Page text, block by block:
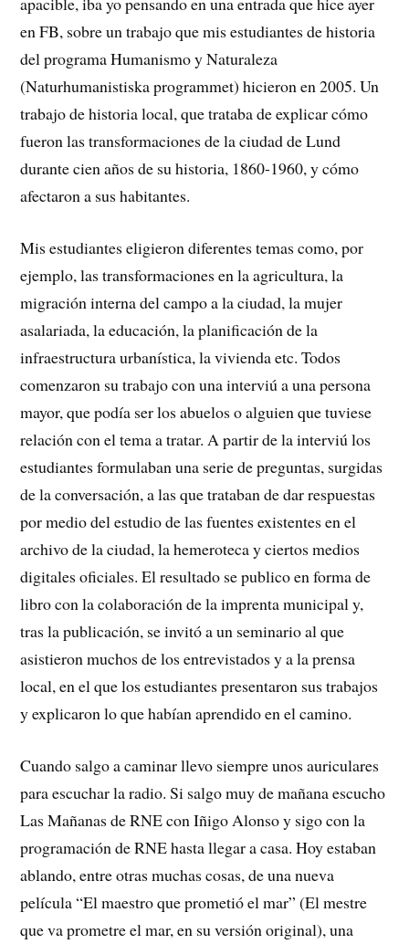
en FB, sobre un trabajo que mis estudiantes de historia
del programa Humanismo y Naturaleza
(Naturhumanistiska programmet) hicieron en 2005. Un
trabajo de historia local, que trataba de explicar cómo
fueron las transformaciones de la ciudad de Lund
durante cien años de su historia, 1860-1960, y cómo
afectaron a sus habitantes.
Mis estudiantes eligieron diferentes temas como, por
ejemplo, las transformaciones en la agricultura, la
migración interna del campo a la ciudad, la mujer
asalariada, la educación, la planificación de la
infraestructura urbanística, la vivienda etc. Todos
comenzaron su trabajo con una interviú a una persona
mayor, que podía ser los abuelos o alguien que tuviese
relación con el tema a tratar. A partir de la interviú los
estudiantes formulaban una serie de preguntas, surgidas
de la conversación, a las que trataban de dar respuestas
por medio del estudio de las fuentes existentes en el
archivo de la ciudad, la hemeroteca y ciertos medios
digitales oficiales. El resultado se publico en forma de
libro con la colaboración de la imprenta municipal y,
tras la publicación, se invitó a un seminario al que
asistieron muchos de los entrevistados y a la prensa
local, en el que los estudiantes presentaron sus trabajos
y explicaron lo que habían aprendido en el camino.
Cuando salgo a caminar llevo siempre unos auriculares
para escuchar la radio. Si salgo muy de mañana escucho
Las Mañanas de RNE con Iñigo Alonso y sigo con la
programación de RNE hasta llegar a casa. Hoy estaban
ablando, entre otras muchas cosas, de una nueva
película “El maestro que prometió el mar” (El mestre
que va prometre el mar, en su versión original), una